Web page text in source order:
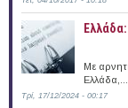
Με
Ελλάδα,...
Τρί, 17/12/2024 - 00:17